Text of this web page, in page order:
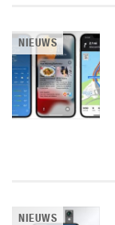
NIEUWS
NIEUWS